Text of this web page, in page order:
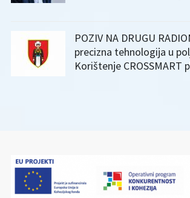
POZIV NA DRUGU
precizna tehnologija u
Korištenje CROSSMART